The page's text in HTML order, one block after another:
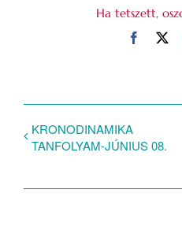
Ha tetszett,
KRONODINAMIKA
TANFOLYAM-JÚNIUS 08.